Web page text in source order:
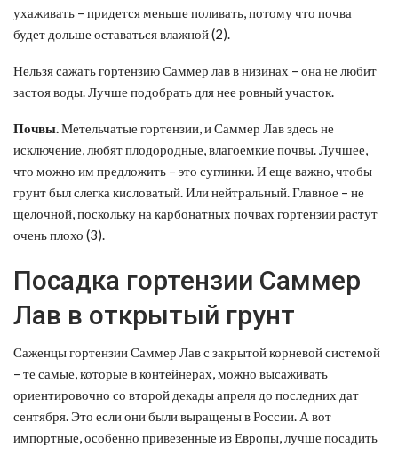
ухаживать – придется меньше поливать, потому что почва
будет дольше оставаться влажной (2).
Нельзя сажать гортензию Саммер лав в низинах – она не любит
застоя воды. Лучше подобрать для нее ровный участок.
Почвы.Метельчатые гортензии, и Саммер Лав здесь не
исключение, любят плодородные, влагоемкие почвы. Лучшее,
что можно им предложить – это суглинки. И еще важно, чтобы
грунт был слегка кисловатый. Или нейтральный. Главное – не
щелочной, поскольку на карбонатных почвах гортензии растут
очень плохо (3).
Посадка гортензии Саммер
Лав в открытый грунт
Саженцы гортензии Саммер Лав с закрытой корневой системой
– те самые, которые в контейнерах, можно высаживать
ориентировочно со второй декады апреля до последних дат
сентября. Это если они были выращены в России. А вот
импортные, особенно привезенные из Европы, лучше посадить